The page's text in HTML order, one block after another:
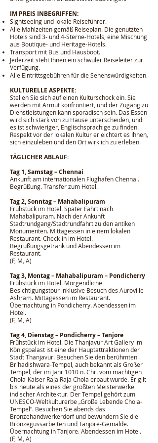
IM PREIS INBEGRIFFEN:
Sightseeing und lokale Reiseführer.
Alle Mahlzeiten gemäß Reiseplan. Die genutzten
Hotels sind 3- und 4-Sterne-Hotels, eine Mischung
aus Boutique- und Heritage-Hotels.
Transport mit Bus und Hausboot.
Jederzeit steht Ihnen ein schwuler Reiseleiter zur
Verfügung.
Alle Eintrittsgebühren für die Sehenswürdigkeiten.
KULTURELLE ASPEKTE:
Stellen Sie sich auf einen Kulturschock ein. Sie
werden mit Armut konfrontiert, und der Zugang zu
Dienstleistungen kann sporadisch sein. Das Essen
wird sich stark von zu Hause unterscheiden, und
es ist schwieriger, Englischsprachige zu finden.
Respekt vor der lokalen Kultur erleichtert es Ihnen,
sich einzuleben und den Ort wirklich zu erleben.
TÄGLICHER ABLAUF:
Tag 1, Samstag – Chennai
Ankunft am internationalen Flughafen Chennai.
Begrüßung. Transfer zum Hotel.
Tag 2, Sonntag – Mahabalipuram
Frühstück im Hotel. Später Fahrt nach
Mahabalipuram. Nach der Ankunft
Stadtrundgang/Stadtrundfahrt zu den antiken
Monumenten. Mittagessen in einem lokalen
Restaurant. Check-in im Hotel.
Begrüßungsgetränk und Abendessen im
Restaurant.
(F, M, A)
Tag 3, Montag – Mahabalipuram – Pondicherry
Frühstück im Hotel. Morgendliche
Besichtigungstour inklusive Besuch des Auroville
Ashram. Mittagessen im Restaurant.
Übernachtung in Pondicherry. Abendessen im
Hotel.
(F, M, A)
Tag 4, Dienstag – Pondicherry – Tanjore
Frühstück im Hotel. Die Thanjavur Art Gallery im
Königspalast ist eine der Hauptattraktionen der
Stadt Thanjavur. Besuchen Sie den berühmten
Brihadishwara-Tempel, auch bekannt als Großer
Tempel, der im Jahr 1010 n. Chr. vom mächtigen
Chola-Kaiser Raja Raja Chola erbaut wurde. Er gilt
bis heute als eines der größten Meisterwerke
indischer Architektur. Der Tempel gehört zum
UNESCO-Weltkulturerbe „Große Lebende Chola-
Tempel“. Besuchen Sie abends das
Bronzehandwerkerdorf und bewundern Sie die
Bronzegussarbeiten und Tanjore-Gemälde.
Übernachtung in Tanjore. Abendessen im Hotel.
(F, M, A)